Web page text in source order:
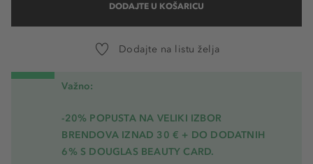
DODAJTE U KOŠARICU
Dodajte na listu želja
Važno:
-20% POPUSTA NA VELIKI IZBOR
BRENDOVA IZNAD 30 € + DO DODATNIH
6% S DOUGLAS BEAUTY CARD.